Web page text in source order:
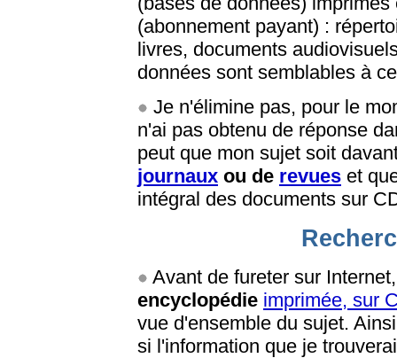
(abonnement payant) :
livres, documents
données sont semblables à
Je n'élimine pas, pour le
n'ai pas obtenu de réponse
peut que mon sujet soit
journaux ou de revues et
intégral des documents sur
Avant de fureter sur
encyclopédie imprimée, sur
vue d'ensemble du sujet.
si l'information que je